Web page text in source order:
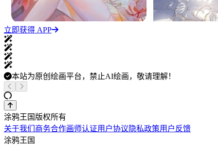
立即获得 APP
本站为原创绘画平台，禁止AI绘画，敬请理解！
涂鸦王国版权所有
关于我们 商务合作画师认证用户协议 隐私政策用户反馈
涂鸦王国